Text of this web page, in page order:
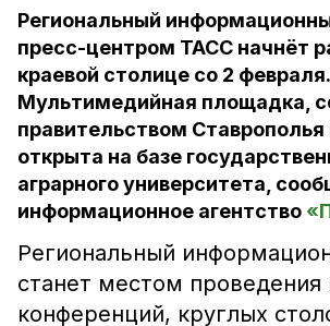
Региональный
пресс-центром ТАСС начнёт
краевой столице со 2 февраля.
Мультимедийная площадка,
правительством
открыта на базе
аграрного университета,
информационное агентство
Региональный
станет местом проведения
конференций, круглых